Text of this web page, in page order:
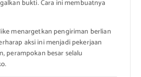
bukti. Cara ini membuatnya
menargetkan pengiriman berlian
aksi ini menjadi pekerjaan
perampokan besar selalu